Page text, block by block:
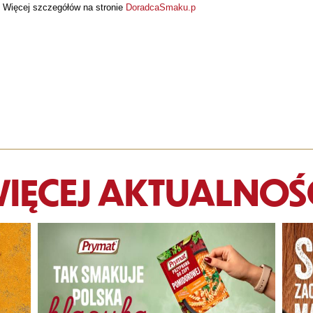
Więcej szczegółów na stronie DoradcaSmaku.p